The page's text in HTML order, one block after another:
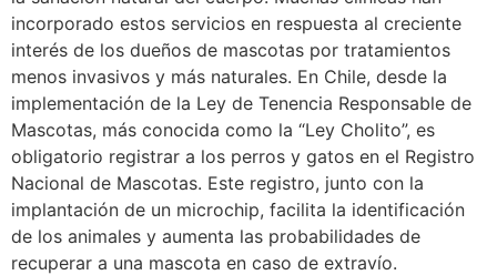
incorporado estos servicios en respuesta al creciente
interés de los dueños de mascotas por tratamientos
menos invasivos y más naturales. En Chile, desde la
implementación de la Ley de Tenencia Responsable de
Mascotas, más conocida como la “Ley Cholito”, es
obligatorio registrar a los perros y gatos en el Registro
Nacional de Mascotas. Este registro, junto con la
implantación de un microchip, facilita la identificación
de los animales y aumenta las probabilidades de
recuperar a una mascota en caso de extravío.